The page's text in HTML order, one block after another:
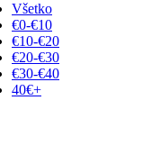
Všetko
€0-€10
€10-€20
€20-€30
€30-€40
40€+